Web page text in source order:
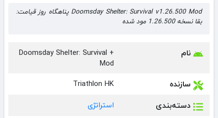
Doomsday Shelter: Survival v1.26.500 Mod پناهگاه روز قیامت:
بقا نسخه 1.26.500 مود شده
نام
Doomsday Shelter: Survival +
Mod
سازنده Triathlon HK
دسته‌بندی استراتژی